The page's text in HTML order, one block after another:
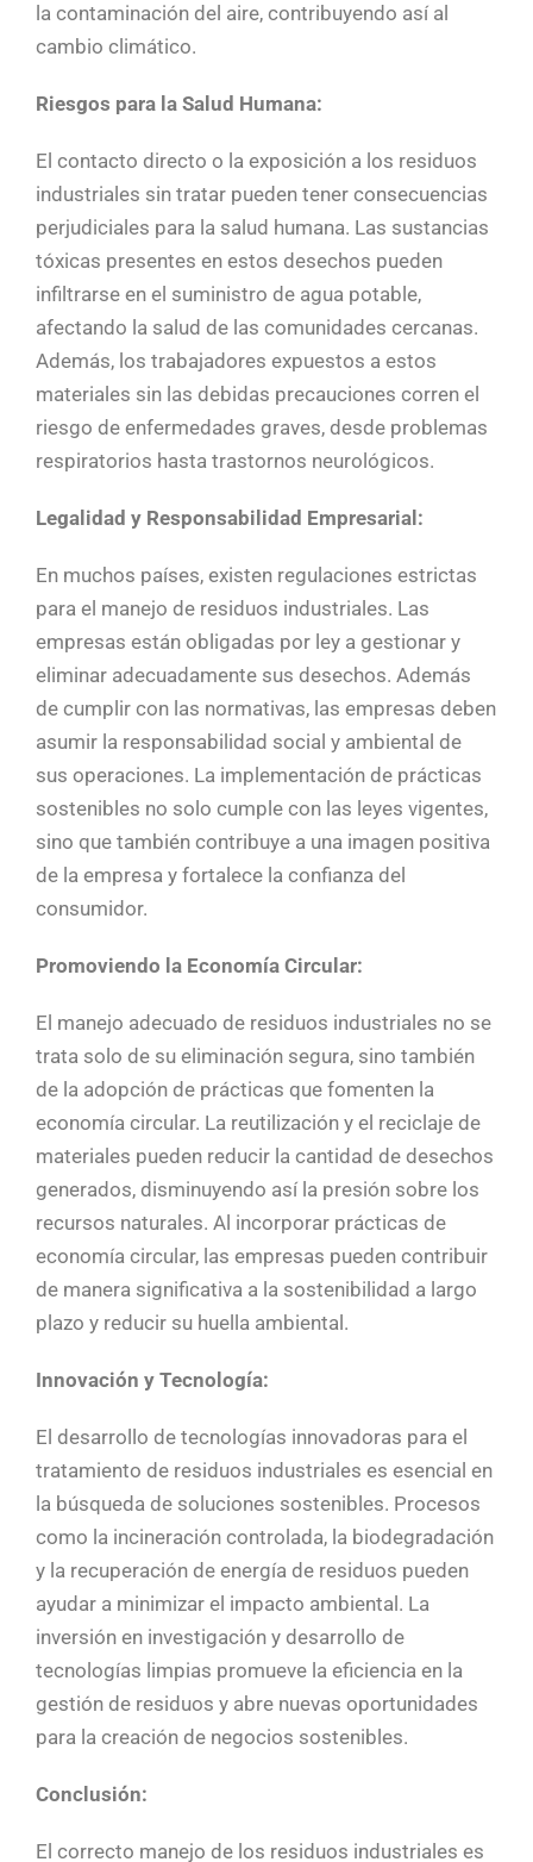
la contaminación del aire, contribuyendo así al
cambio climático.
Riesgos para la Salud Humana:
El contacto directo o la exposición a los residuos
industriales sin tratar pueden tener consecuencias
perjudiciales para la salud humana. Las sustancias
tóxicas presentes en estos desechos pueden
infiltrarse en el suministro de agua potable,
afectando la salud de las comunidades cercanas.
Además, los trabajadores expuestos a estos
materiales sin las debidas precauciones corren el
riesgo de enfermedades graves, desde problemas
respiratorios hasta trastornos neurológicos.
Legalidad y Responsabilidad Empresarial:
En muchos países, existen regulaciones estrictas
para el manejo de residuos industriales. Las
empresas están obligadas por ley a gestionar y
eliminar adecuadamente sus desechos. Además
de cumplir con las normativas, las empresas deben
asumir la responsabilidad social y ambiental de
sus operaciones. La implementación de prácticas
sostenibles no solo cumple con las leyes vigentes,
sino que también contribuye a una imagen positiva
de la empresa y fortalece la confianza del
consumidor.
Promoviendo la Economía Circular:
El manejo adecuado de residuos industriales no se
trata solo de su eliminación segura, sino también
de la adopción de prácticas que fomenten la
economía circular. La reutilización y el reciclaje de
materiales pueden reducir la cantidad de desechos
generados, disminuyendo así la presión sobre los
recursos naturales. Al incorporar prácticas de
economía circular, las empresas pueden contribuir
de manera significativa a la sostenibilidad a largo
plazo y reducir su huella ambiental.
Innovación y Tecnología:
El desarrollo de tecnologías innovadoras para el
tratamiento de residuos industriales es esencial en
la búsqueda de soluciones sostenibles. Procesos
como la incineración controlada, la biodegradación
y la recuperación de energía de residuos pueden
ayudar a minimizar el impacto ambiental. La
inversión en investigación y desarrollo de
tecnologías limpias promueve la eficiencia en la
gestión de residuos y abre nuevas oportunidades
para la creación de negocios sostenibles.
Conclusión:
El correcto manejo de los residuos industriales es